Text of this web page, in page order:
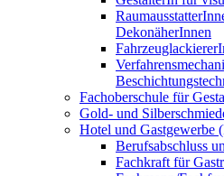
DekonäherInnen
Fachoberschule für
Gold- und
Hotel und Gastgewerbe
Berufsabschluss
Fachkraft für